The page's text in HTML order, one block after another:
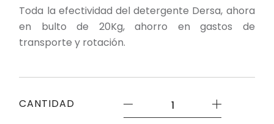
Toda la efectividad del detergente Dersa, ahora
en bulto de 20Kg, ahorro en gastos de
transporte y rotación.
CANTIDAD
Dersa